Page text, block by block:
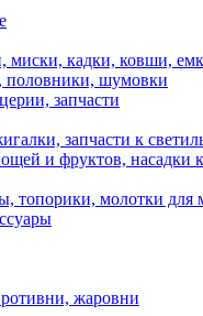
миски, кадки, ковши,
половники, шумовки
запчасти
запчасти к
и фруктов, насадки
молотки для
жаровни